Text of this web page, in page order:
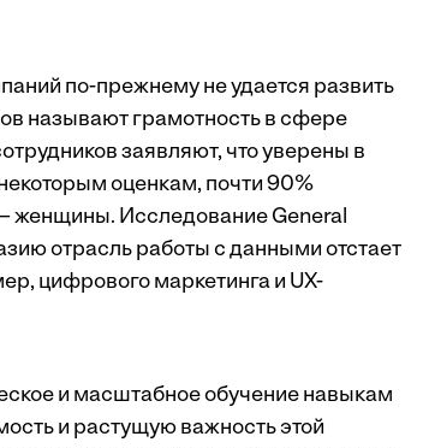
по-прежнему не удается развить
называют грамотность в сфере
заявляют, что уверены в
оценкам, почти 90%
женщины. Исследование General
отрасль работы с данными отстает
цифрового маркетинга и UX-
и масштабное обучение навыкам
и растущую важность этой